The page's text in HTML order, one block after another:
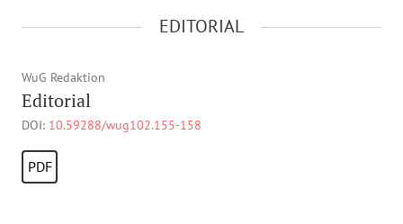
EDITORIAL
WuG Redaktion
Editorial
DOI: 10.59288/wug102.155-158
PDF